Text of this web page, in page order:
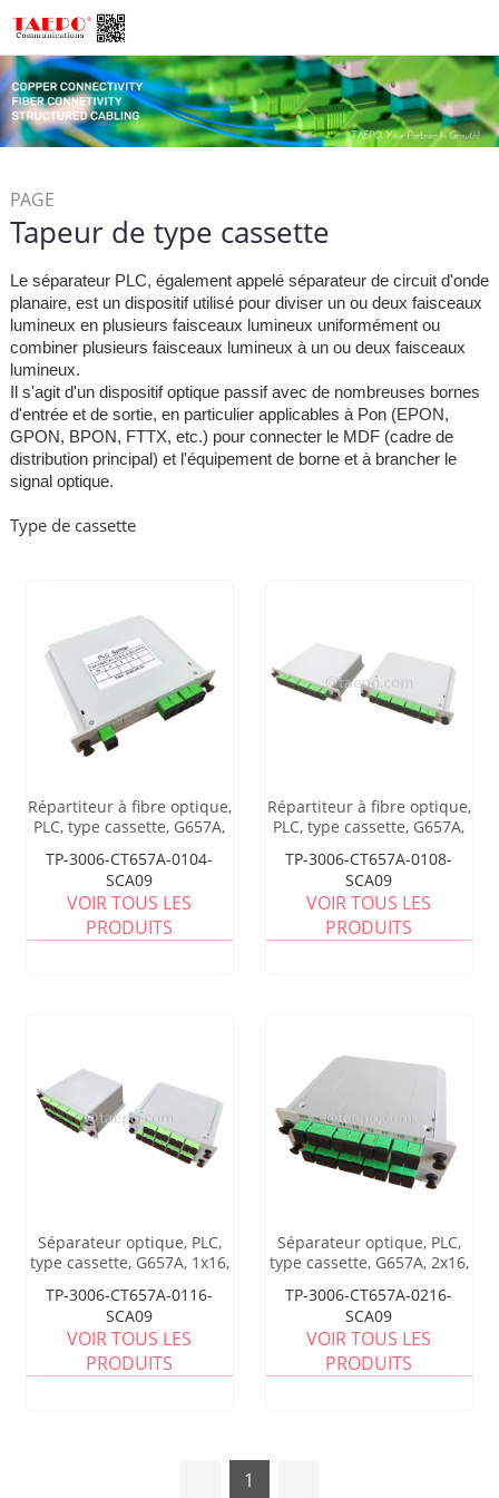
PAGE
D'ACCUEIL/Connectivité par
Fibre
Fibre Optique
Diviseur/Tapeur de type
cassette
Tapeur de type cassette
Le séparateur PLC, également appelé séparateur de circuit d'onde
planaire, est un dispositif utilisé pour diviser un ou deux faisceaux
lumineux en plusieurs faisceaux lumineux uniformément ou
combiner plusieurs faisceaux lumineux à un ou deux faisceaux
lumineux.
Il s'agit d'un dispositif optique passif avec de nombreuses bornes
d'entrée et de sortie, en particulier applicables à Pon (EPON,
GPON, BPON, FTTX, etc.) pour connecter le MDF (cadre de
distribution principal) et l'équipement de borne et à brancher le
signal optique.
Type de cassette
Répartiteur à fibre optique,
PLC, type cassette, G657A,
avec connecteur SC/APC,
adaptateur
TP-3006-CT657A-0104-
SCA09
VOIR TOUS LES
PRODUITS
Répartiteur à fibre optique,
PLC, type cassette, G657A,
avec connecteur SC/APC,
adaptateur
TP-3006-CT657A-0108-
SCA09
VOIR TOUS LES
PRODUITS
Séparateur optique, PLC,
type cassette, G657A, 1x16,
connecteur SC/APC
TP-3006-CT657A-0116-
SCA09
VOIR TOUS LES
PRODUITS
Séparateur optique, PLC,
type cassette, G657A, 2x16,
connecteur SC/APC
TP-3006-CT657A-0216-
SCA09
VOIR TOUS LES
PRODUITS
1